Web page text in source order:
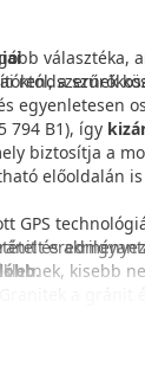
választéka,
a
rendszernek
egyenletesen
794 B1), így
biztosítja a
előoldalán
és
kisebb
GPS
a kerámia